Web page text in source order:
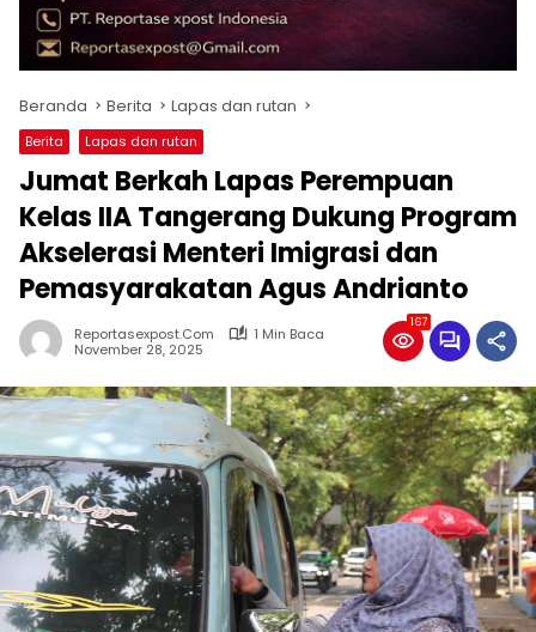
Beranda Berita Lapas dan rutan
Berita Lapas dan rutan
Jumat Berkah Lapas Perempuan
Kelas IIA Tangerang Dukung Program
Akselerasi Menteri Imigrasi dan
Pemasyarakatan Agus Andrianto
Reportasexpost.com
1 Min Baca
November 28, 2025
167